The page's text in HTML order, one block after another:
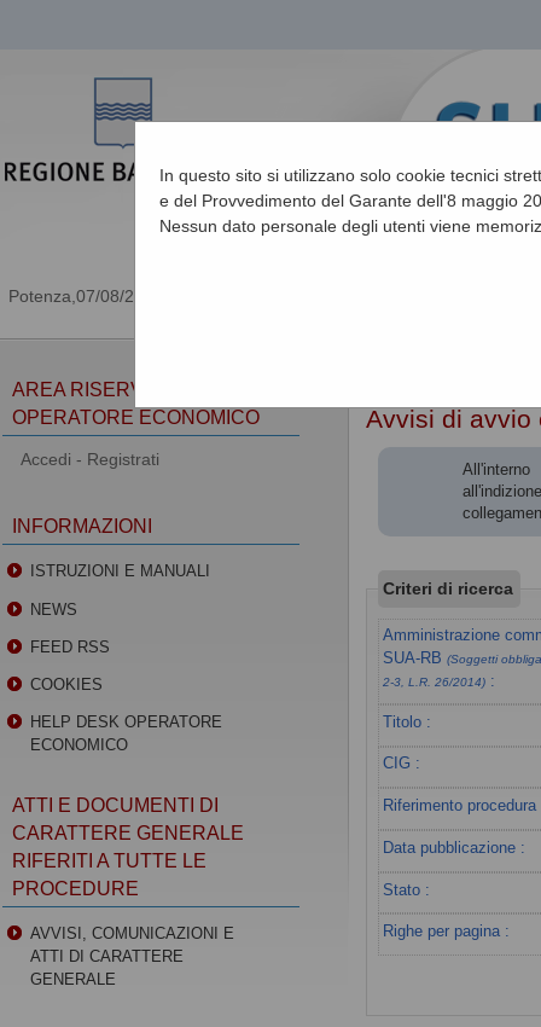
07/08/2026 19:20
In questo sito si utilizzano solo cookie tecnici
e del Provvedimento del Garante dell'8 maggio
Nessun dato personale degli utenti viene
Avvisi di avvio
Criteri di ricerca
Amministrazione
SUA-RB(Soggetti
2-3, L.R. 26/2014) :
Titolo :
CIG :
Riferimento procedura
Data pubblicazione :
Stato :
Righe per pagina :
AREA RISERVATA
OPERATORE ECONOMICO
Accedi - Registrati
INFORMAZIONI
ISTRUZIONI E MANUALI
NEWS
FEED RSS
COOKIES
HELP DESK OPERATORE
ECONOMICO
ATTI E DOCUMENTI DI
CARATTERE GENERALE
RIFERITI A TUTTE LE
PROCEDURE
AVVISI, COMUNICAZIONI E
ATTI DI CARATTERE
GENERALE